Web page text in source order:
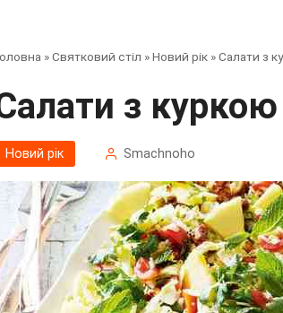
»Святковий стіл »Новий рік »Салати з
Салати з
Новий рік Smachnoho